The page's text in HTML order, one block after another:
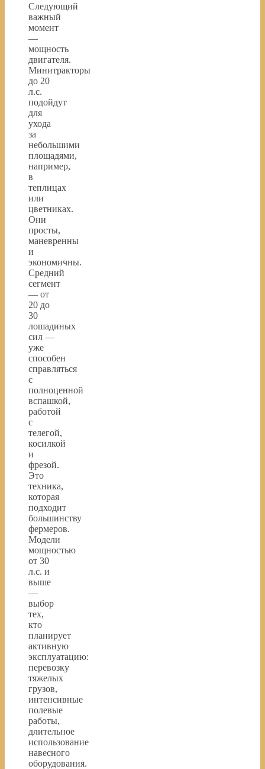
Следующий
важный
момент
—
мощность
двигателя.
Минитракторы
до 20
л.с.
подойдут
для
ухода
за
небольшими
площадями,
например,
в
теплицах
или
цветниках.
Они
просты,
маневренны
и
экономичны.
Средний
сегмент
— от
20 до
30
лошадиных
сил —
уже
способен
справляться
с
полноценной
вспашкой,
работой
с
телегой,
косилкой
и
фрезой.
Это
техника,
которая
подходит
большинству
фермеров.
Модели
мощностью
от 30
л.с. и
выше
—
выбор
тех,
кто
планирует
активную
эксплуатацию:
перевозку
тяжелых
грузов,
интенсивные
полевые
работы,
длительное
использование
навесного
оборудования.